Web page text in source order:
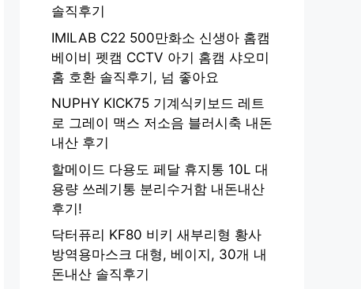
솔직후기
IMILAB C22 500만화소 신생아 홈캠
베이비 펫캠 CCTV 아기 홈캠 샤오미
홈 호환 솔직후기, 넘 좋아요
NUPHY KICK75 기계식키보드 레트
로 그레이 맥스 저소음 블러시축 내돈
내산 후기
할메이드 다용도 페달 휴지통 10L 대
용량 쓰레기통 분리수거함 내돈내산
후기!
닥터퓨리 KF80 비키 새부리형 황사
방역용마스크 대형, 베이지, 30개 내
돈내산 솔직후기